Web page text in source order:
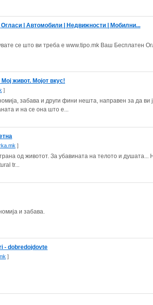
Огласи | Автомобили | Недвижности | Мобилни...
се што ви треба е www.tipo.mk Ваш Бесплатен
живот. Мојот вкус!
]
забава и други фини нешта, направен за да ви
и на се она што е...
]
од животот. За убавината на телото и
tr...
и забава.
- dobredojdovte
]